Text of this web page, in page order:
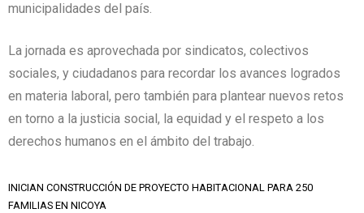
municipalidades del país.
La jornada es aprovechada por sindicatos, colectivos
sociales, y ciudadanos para recordar los avances logrados
en materia laboral, pero también para plantear nuevos retos
en torno a la justicia social, la equidad y el respeto a los
derechos humanos en el ámbito del trabajo.
INICIAN CONSTRUCCIÓN DE PROYECTO HABITACIONAL PARA 250
FAMILIAS EN NICOYA